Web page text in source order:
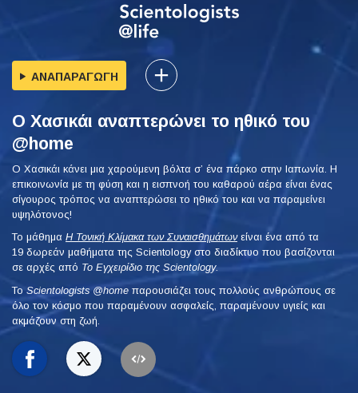
ΑΝΑΠΑΡΑΓΩΓΗ
Ο Χασικάι αναπτερώνει το ηθικό του
@home
Ο Χασικάι κάνει μια χαρούμενη βόλτα σ’ ένα πάρκο στην Ιαπωνία. Η
επικοινωνία με τη φύση και η εισπνοή του καθαρού αέρα είναι ένας
σίγουρος τρόπος να αναπτερώσει το ηθικό του και να παραμείνει
υψηλότονος!
Το μάθημα Η Τονική Κλίμακα των Συναισθημάτωνείναι ένα από τα
19 δωρεάν μαθήματα της Scientology στο διαδίκτυο που βασίζονται
σε αρχές από Το Εγχειρίδιο της Scientology.
To Scientologists @home παρουσιάζει τους πολλούς ανθρώπους σε
όλο τον κόσμο που παραμένουν ασφαλείς, παραμένουν υγιείς και
ακμάζουν στη ζωή.